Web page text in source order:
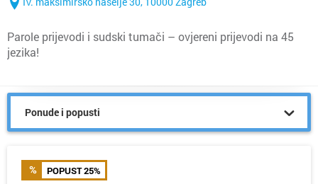
Parole prijevodi i sudski tumači – ovjereni prijevodi na 45
jezika!
Ponude i popusti
POPUST 25%